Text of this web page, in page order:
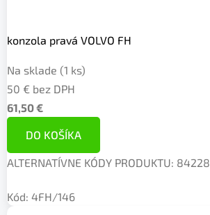
konzola pravá VOLVO FH
Na sklade (1 ks)
50 € bez DPH
61,50 €
DO KOŠÍKA
ALTERNATÍVNE KÓDY PRODUKTU:
Kód: 4FH/146